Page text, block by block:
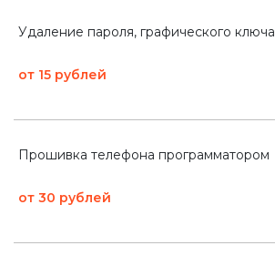
Удаление пароля, графического ключа
от 15 рублей
Прошивка телефона программатором
от 30 рублей